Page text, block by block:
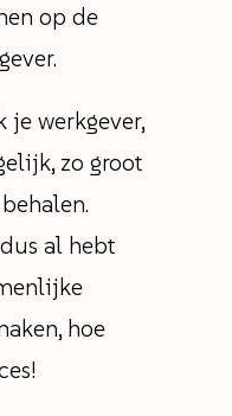
op de
je werkgever,
zo groot
al hebt
hoe